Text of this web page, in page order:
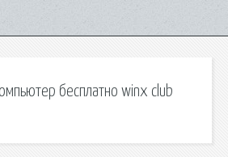
бесплатно winx club